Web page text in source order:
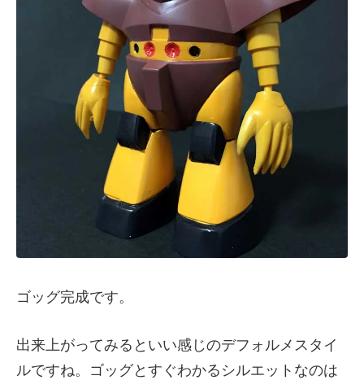
ゴッグ完成です。
出来上がってみるといい感じのデフォルメスタイ
ルですね。ゴッグとすぐわかるシルエットなのは